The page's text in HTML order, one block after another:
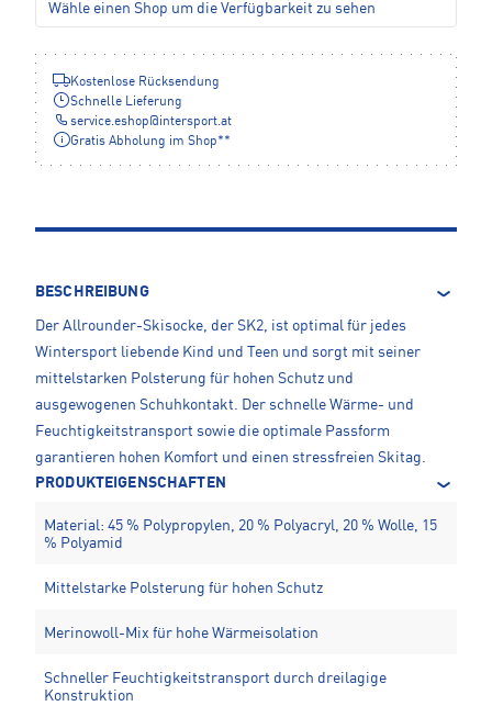
Wähle einen Shop um die Verfügbarkeit zu sehen
Kostenlose Rücksendung
Schnelle Lieferung
service.eshop@intersport.at
Gratis Abholung im Shop**
BESCHREIBUNG
Der Allrounder-Skisocke, der SK2, ist optimal für jedes
Wintersport liebende Kind und Teen und sorgt mit seiner
mittelstarken Polsterung für hohen Schutz und
ausgewogenen Schuhkontakt. Der schnelle Wärme- und
Feuchtigkeitstransport sowie die optimale Passform
garantieren hohen Komfort und einen stressfreien Skitag.
PRODUKTEIGENSCHAFTEN
Material: 45 % Polypropylen, 20 % Polyacryl, 20 % Wolle, 15
% Polyamid
Mittelstarke Polsterung für hohen Schutz
Merinowoll-Mix für hohe Wärmeisolation
Schneller Feuchtigkeitstransport durch dreilagige
Konstruktion